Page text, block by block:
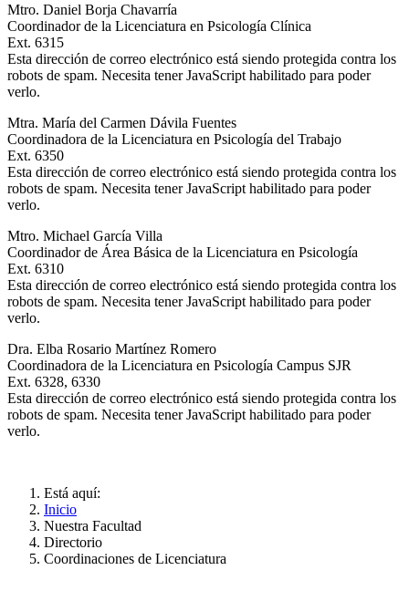
Mtro. Daniel Borja Chavarría
Coordinador de la Licenciatura en Psicología Clínica
Ext. 6315
Esta dirección de correo electrónico está siendo protegida contra los
robots de spam. Necesita tener JavaScript habilitado para poder
verlo.
Mtra. María del Carmen Dávila Fuentes
Coordinadora de la Licenciatura en Psicología del Trabajo
Ext. 6350
Esta dirección de correo electrónico está siendo protegida contra los
robots de spam. Necesita tener JavaScript habilitado para poder
verlo.
Mtro. Michael García Villa
Coordinador de Área Básica de la Licenciatura en Psicología
Ext. 6310
Esta dirección de correo electrónico está siendo protegida contra los
robots de spam. Necesita tener JavaScript habilitado para poder
verlo.
Dra. Elba Rosario Martínez Romero
Coordinadora de la Licenciatura en Psicología Campus SJR
Ext. 6328, 6330
Esta dirección de correo electrónico está siendo protegida contra los
robots de spam. Necesita tener JavaScript habilitado para poder
verlo.
Está aquí:
Inicio
Nuestra Facultad
Directorio
Coordinaciones de Licenciatura